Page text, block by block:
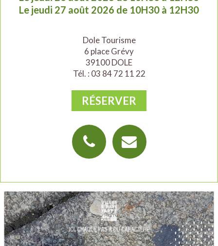
Le jeudi 27 août 2026 de 10H30 à 12H30
Dole Tourisme
6 place Grévy
39100 DOLE
Tél. : 03 84 72 11 22
RÉSERVER